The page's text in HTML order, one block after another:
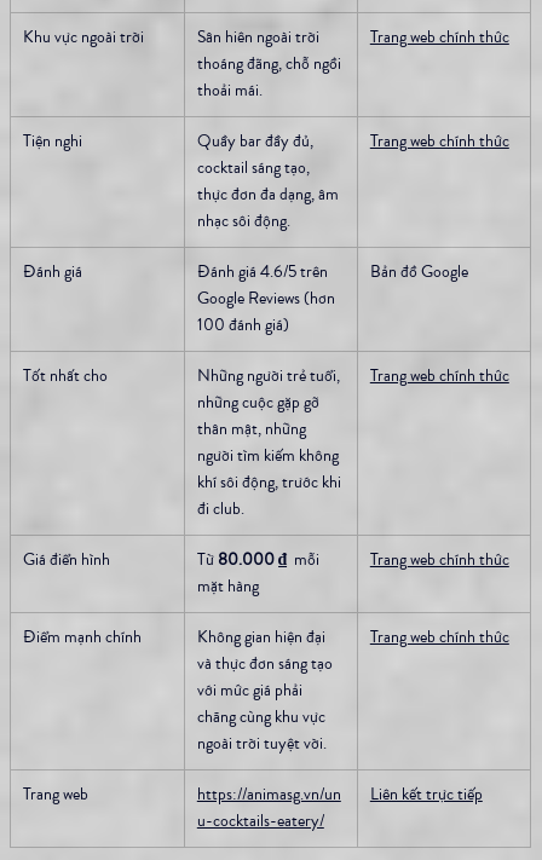
Khu vực ngoài trời
Sân hiên ngoài trời
thoáng đãng, chỗ ngồi
thoải mái.
Trang web chính thức
Tiện nghi
Quầy bar đầy đủ,
cocktail sáng tạo,
thực đơn đa dạng, âm
nhạc sôi động.
Trang web chính thức
Đánh giá
Đánh giá 4.6/5 trên
Google Reviews (hơn
100 đánh giá)
Bản đồ Google
Tốt nhất cho
Những người trẻ tuổi,
những cuộc gặp gỡ
thân mật, những
người tìm kiếm không
khí sôi động, trước khi
đi club.
Trang web chính thức
Giá điển hình Từ 80.000 ₫ mỗi
mặt hàng
Trang web chính thức
Điểm mạnh chính
Không gian hiện đại
và thực đơn sáng tạo
với mức giá phải
chăng cùng khu vực
ngoài trời tuyệt vời.
Trang web chính thức
Trang web
https://animasg.vn/un
u-cocktails-eatery/
Liên kết trực tiếp